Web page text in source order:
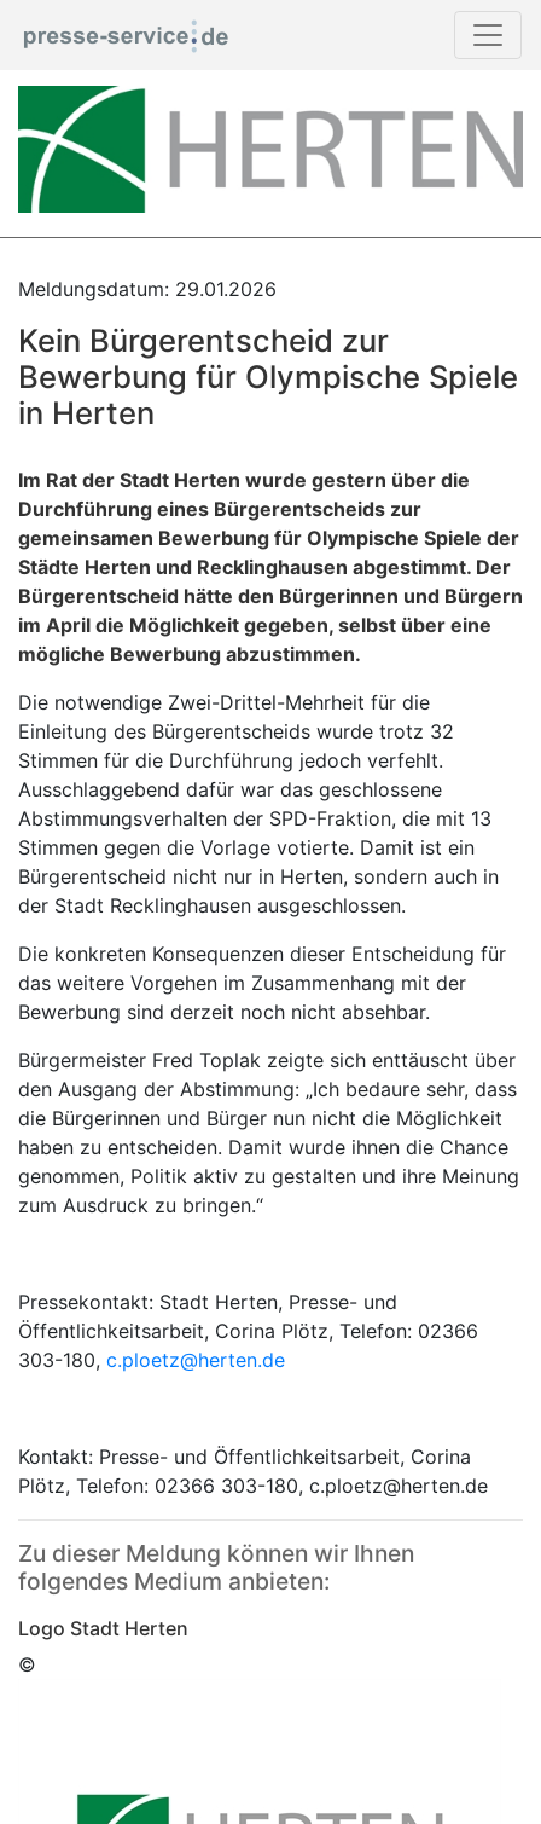
Meldungsdatum: 29.01.2026
Kein Bürgerentscheid zur
Bewerbung für Olympische Spiele
in Herten
Im Rat der Stadt Herten wurde gestern über die
Durchführung eines Bürgerentscheids zur
gemeinsamen Bewerbung für Olympische Spiele der
Städte Herten und Recklinghausen abgestimmt. Der
Bürgerentscheid hätte den Bürgerinnen und Bürgern
im April die Möglichkeit gegeben, selbst über eine
mögliche Bewerbung abzustimmen.
Die notwendige Zwei-Drittel-Mehrheit für die
Einleitung des Bürgerentscheids wurde trotz 32
Stimmen für die Durchführung jedoch verfehlt.
Ausschlaggebend dafür war das geschlossene
Abstimmungsverhalten der SPD-Fraktion, die mit 13
Stimmen gegen die Vorlage votierte. Damit ist ein
Bürgerentscheid nicht nur in Herten, sondern auch in
der Stadt Recklinghausen ausgeschlossen.
Die konkreten Konsequenzen dieser Entscheidung für
das weitere Vorgehen im Zusammenhang mit der
Bewerbung sind derzeit noch nicht absehbar.
Bürgermeister Fred Toplak zeigte sich enttäuscht über
den Ausgang der Abstimmung: „Ich bedaure sehr, dass
die Bürgerinnen und Bürger nun nicht die Möglichkeit
haben zu entscheiden. Damit wurde ihnen die Chance
genommen, Politik aktiv zu gestalten und ihre Meinung
zum Ausdruck zu bringen.“
Pressekontakt: Stadt Herten, Presse- und
Öffentlichkeitsarbeit, Corina Plötz, Telefon: 02366
303-180, c.ploetz@herten.de
Kontakt: Presse- und Öffentlichkeitsarbeit, Corina
Plötz, Telefon: 02366 303-180, c.ploetz@herten.de
Zu dieser Meldung können wir Ihnen
folgendes Medium anbieten:
Logo Stadt Herten
©